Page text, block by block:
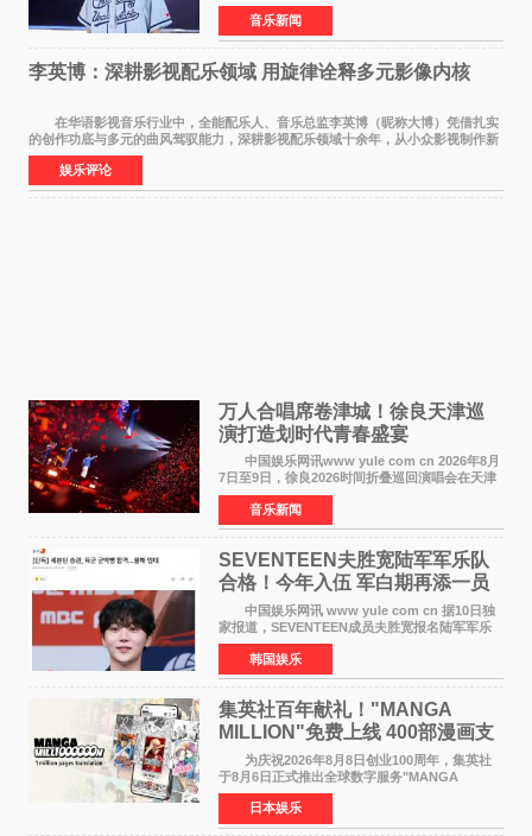
龙体育场唱响，这也是王源个人巡演首次登陆长
沙。十年前，王源曾在这座熟悉的城市举办16岁
生日会，从当初的
音乐新闻
李英博：深耕影视配乐领域 用旋律诠释多元影像内核
在华语影视音乐行业中，全能配乐人、音乐总监李英博（昵称大博）凭借扎实
的创作功底与多元的曲风驾驭能力，深耕影视配乐领域十余年，从小众影视制作新
人成长为横跨主旋律电影、动画番剧、网剧
娱乐评论
万人合唱席卷津城！徐良天津巡
演打造划时代青春盛宴
中国娱乐网讯www yule com cn 2026年8月
7日至9日，徐良2026时间折叠巡回演唱会在天津
连续举办三场演出。整场演出凭借扎实的音乐内
容、有温度的舞台叙事与充满巧思的现场设计，
为天津本地及专
音乐新闻
SEVENTEEN夫胜宽陆军军乐队
合格！今年入伍 军白期再添一员
中国娱乐网讯 www yule com cn 据10日独
家报道，SEVENTEEN成员夫胜宽报名陆军军乐
队并合格，预计将于今年入伍，成为组合中又一
位履行国防义务的成员。 目前SEVENTEEN
正全面进入军白期—
韩国娱乐
集英社百年献礼！"MANGA
MILLION"免费上线 400部漫画支
援逾百种语言
为庆祝2026年8月8日创业100周年，集英社
于8月6日正式推出全球数字服务"MANGA
MILLION"，无需注册即可免费阅读近400部漫画
作品，总量达100万页，翻译成100多种语言面向
全球读者开放。该服务预
日本娱乐